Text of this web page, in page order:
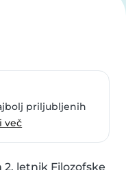
priljubljenih
več
letnik Filozofske